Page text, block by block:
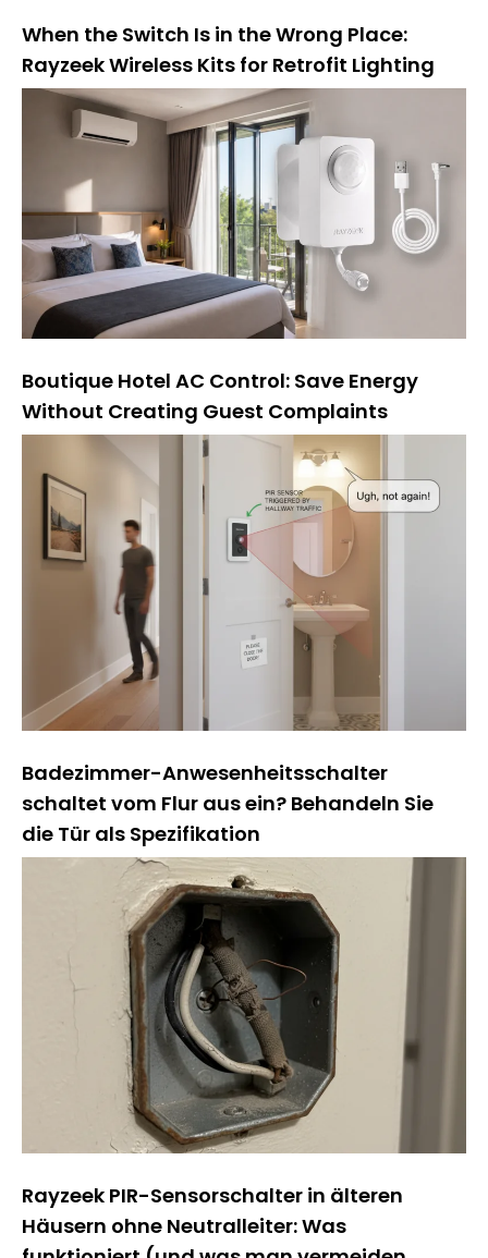
When the Switch Is in the Wrong Place:
Rayzeek Wireless Kits for Retrofit Lighting
Boutique Hotel AC Control: Save Energy
Without Creating Guest Complaints
Badezimmer-Anwesenheitsschalter
schaltet vom Flur aus ein? Behandeln Sie
die Tür als Spezifikation
Rayzeek PIR-Sensorschalter in älteren
Häusern ohne Neutralleiter: Was